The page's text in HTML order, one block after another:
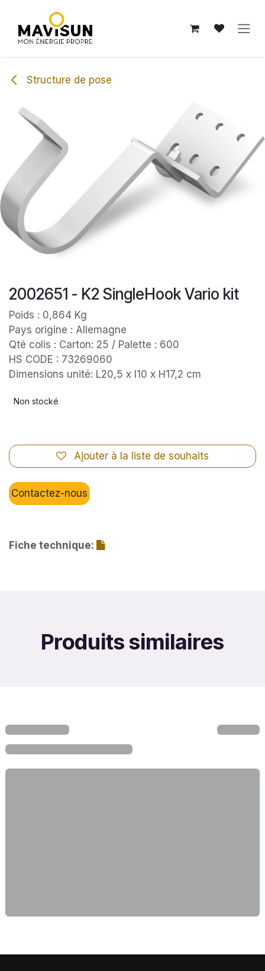
Structure de pose
2002651 - K2 SingleHook Vario kit
Poids : 0,864 Kg
Pays origine : Allemagne
Qté colis : Carton: 25 / Palette : 600
HS CODE : 73269060
Dimensions unité: L20,5 x l10 x H17,2 cm
Non stocké
Ajouter à la liste de souhaits
Contactez-nous
Fiche technique:
Produits similaires